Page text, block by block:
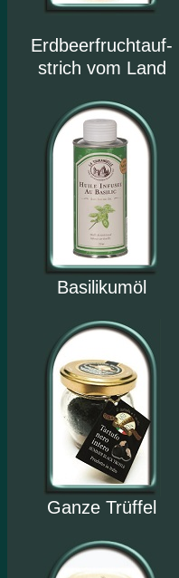
Erdbeerfruchtauf-
strich vom Land
Basilikumöl
Ganze Trüffel